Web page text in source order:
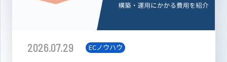
2026.07.29 ECノウハウ